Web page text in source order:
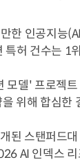
한 인공지능
특허 건수는 1
모델' 프로젝
위해 합심한
된 스탠퍼드
AI 인덱스